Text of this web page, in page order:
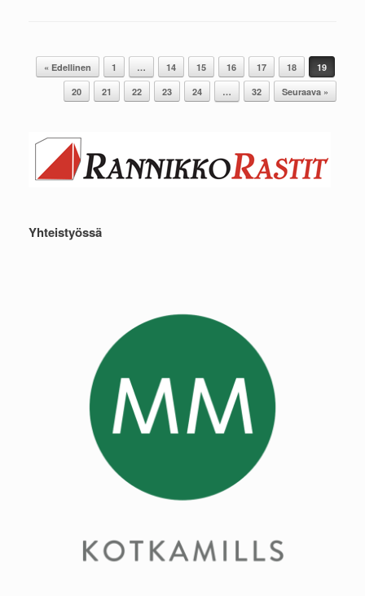
Post navigation
« Edellinen 1 … 14 15 16 17 18
19
20
21 22 23 24 … 32 Seuraava »
Yhteistyössä